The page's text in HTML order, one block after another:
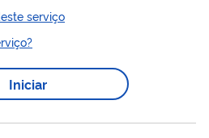
empreendimento ao Regime de
deve ter um cadastro como
Para mais informações acesse o
usuário externo no SEI-ANP ".
serviço
Iniciar